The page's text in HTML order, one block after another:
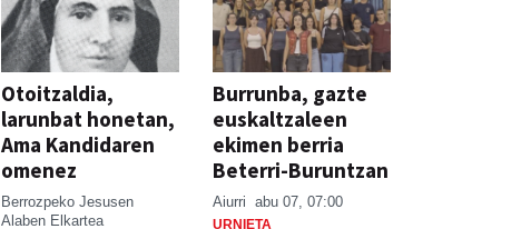
Otoitzaldia,
larunbat honetan,
Ama Kandidaren
omenez
Berrozpeko Jesusen
Alaben Elkartea
Burrunba, gazte
euskaltzaleen
ekimen berria
Beterri-Buruntzan
Aiurri abu 07, 07:00
URNIETA